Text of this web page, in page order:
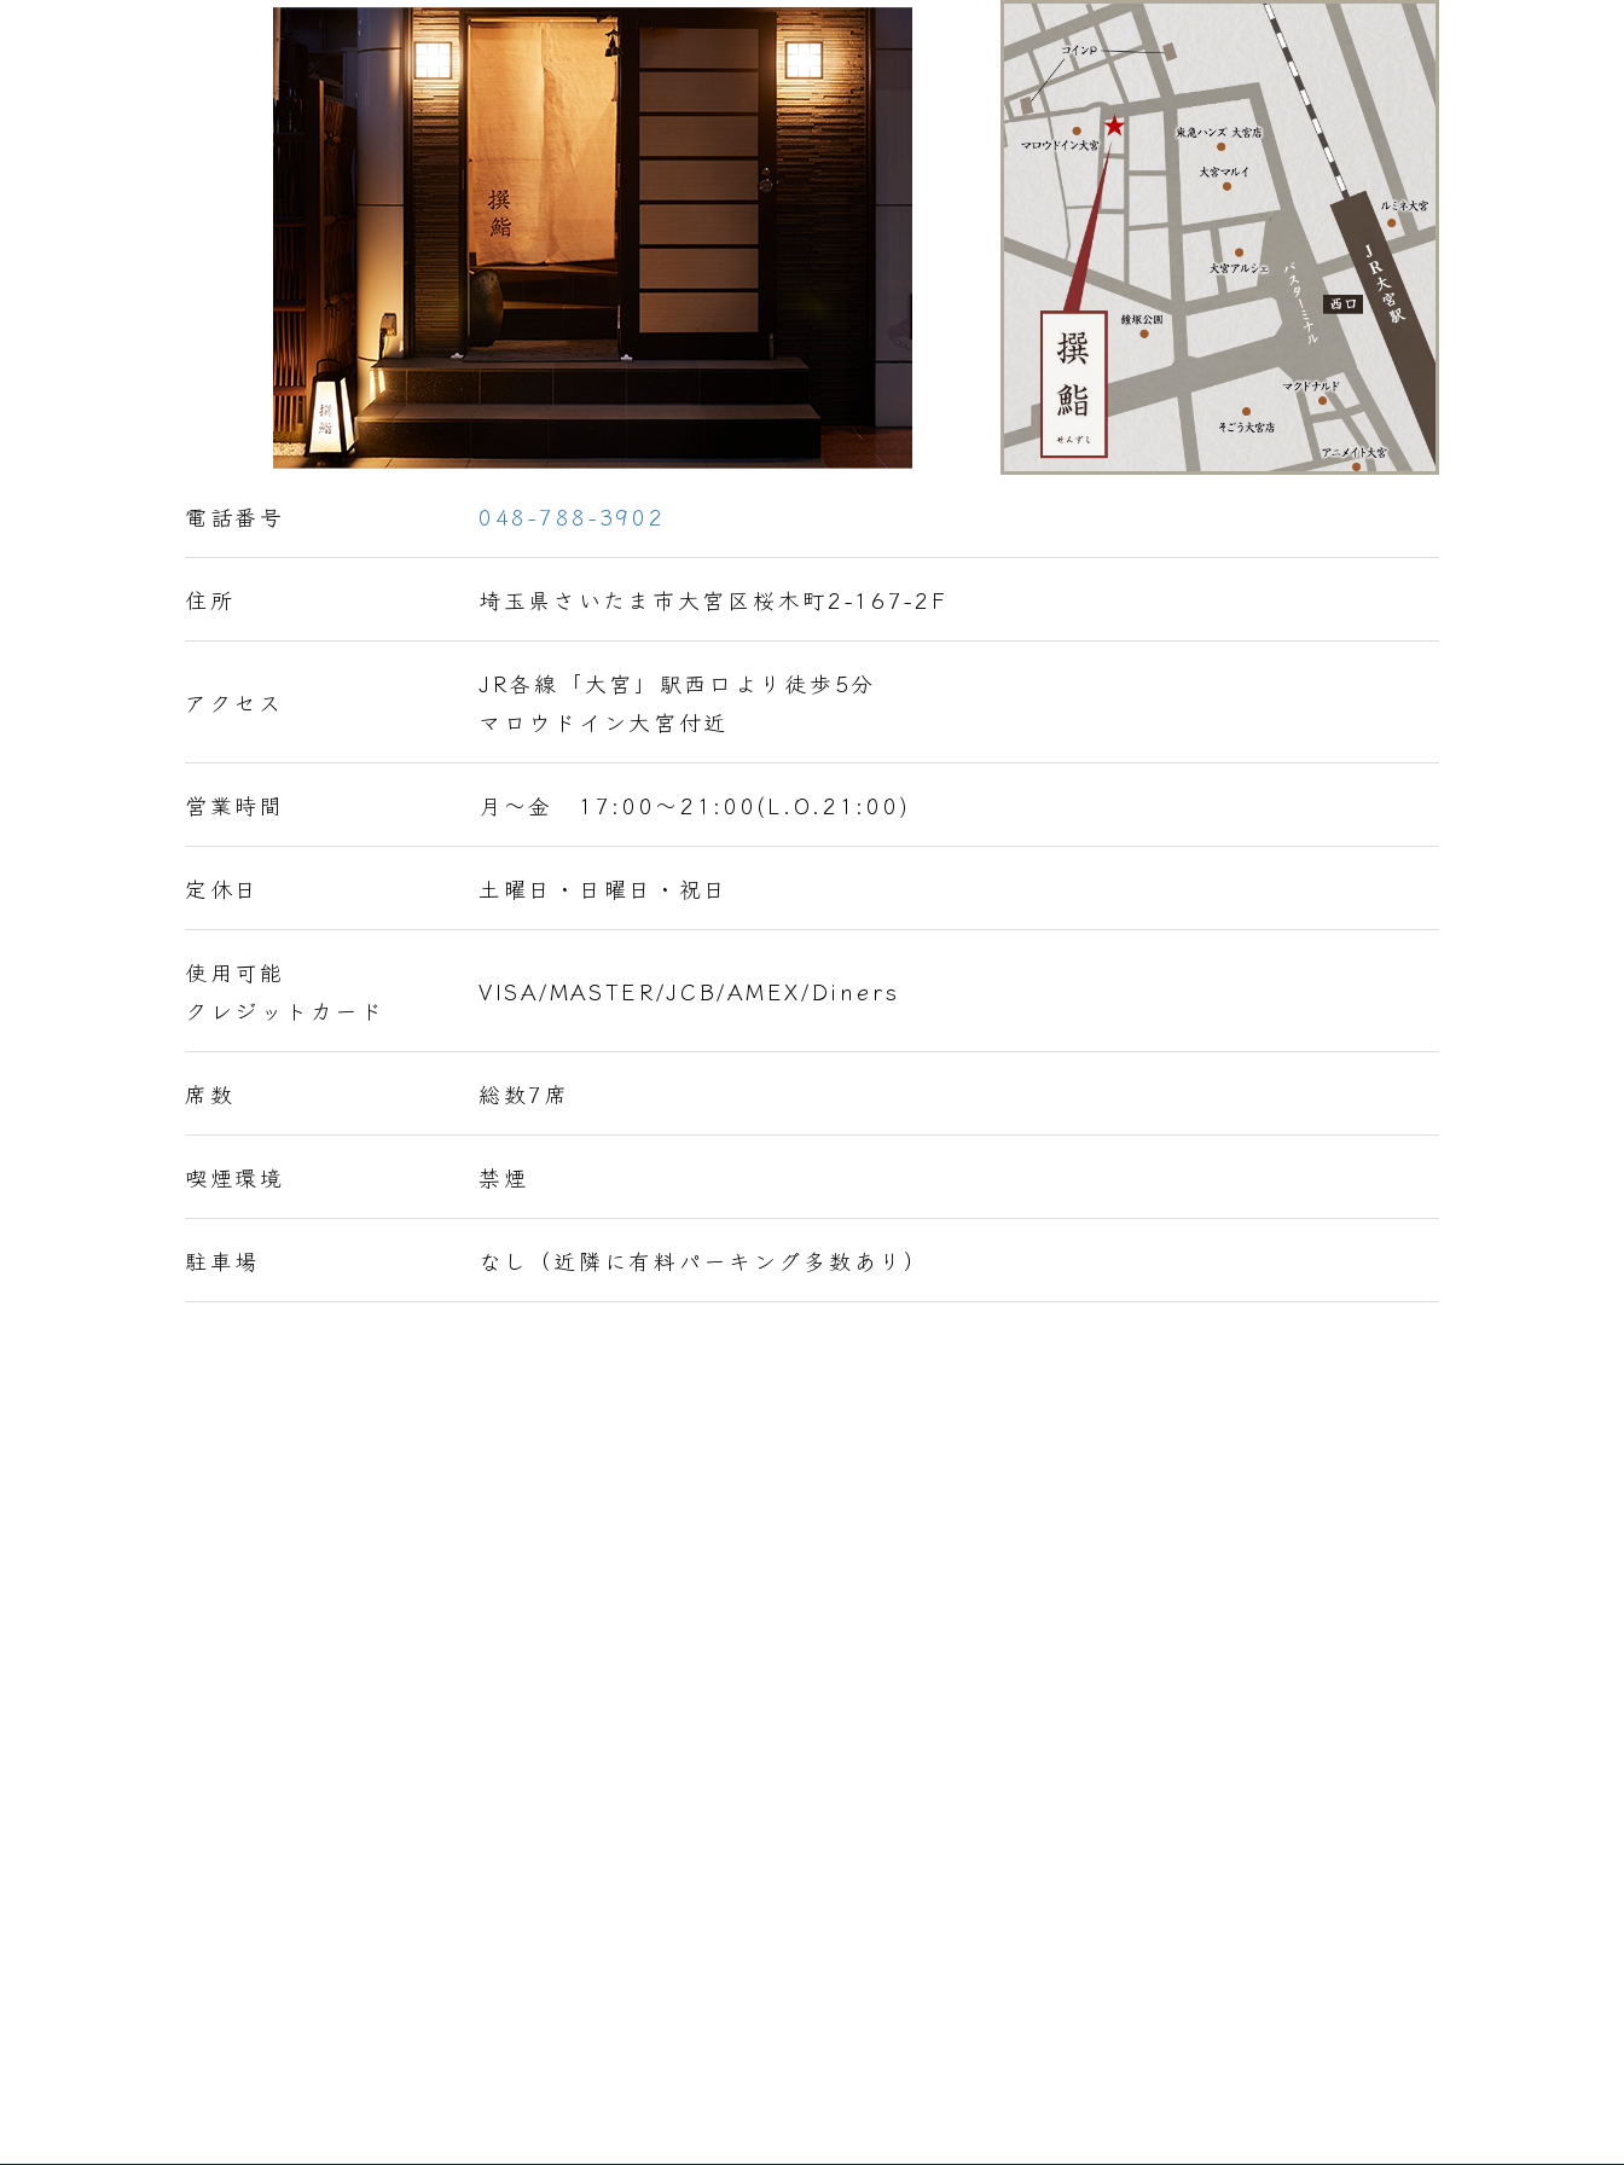
電話番号 048-788-3902
住所 埼玉県さいたま市大宮区桜木町2-167-2F
アクセス
JR各線「大宮」駅西口より徒歩5分
マロウドイン大宮付近
営業時間 月～金 17:00～21:00(L.O.21:00)
定休日 土曜日・日曜日・祝日
使用可能
クレジットカード
VISA/MASTER/JCB/AMEX/Diners
席数 総数7席
喫煙環境 禁煙
駐車場 なし（近隣に有料パーキング多数あり）